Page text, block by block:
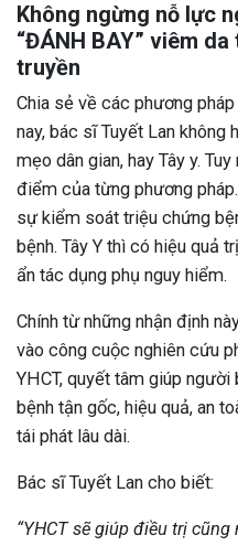
Không ngừng nỗ lực
“ĐÁNH BAY” viêm
truyền
Chia sẻ về các phương
nay, bác sĩ Tuyết Lan không
mẹo dân gian, hay Tây y.
điểm của từng phương
sự kiểm soát triệu chứng
bệnh. Tây Y thì có hiệu quả
ẩn tác dụng phụ nguy hiểm.
Chính từ những nhận định
vào công cuộc nghiên cứu
YHCT, quyết tâm giúp
bệnh tận gốc, hiệu quả, an
tái phát lâu dài.
Bác sĩ Tuyết Lan cho biết:
“YHCT sẽ giúp điều trị